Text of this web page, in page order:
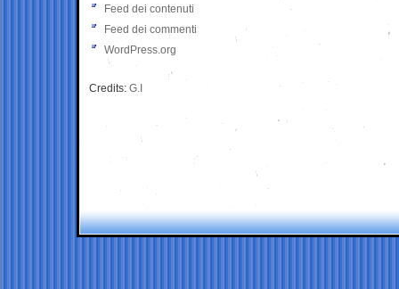
Feed dei contenuti
Feed dei commenti
WordPress.org
Credits: G.I